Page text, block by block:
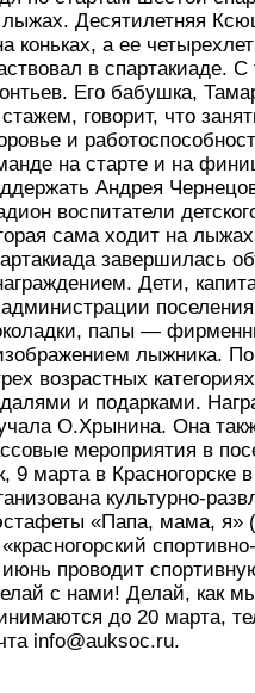
лыжах. Десятилетняя
коньках, а ее
в спартакиаде.
Его бабушка,
говорит, что
и
на старте и на
Андрея
воспитатели
сама ходит на
завершилась
Дети,
папы —
лыжника.
возрастных
и подарками.
О.Хрынина. Она
мероприятия в
9 марта в Красногорске
культурно-
«Папа, мама, я»
июнь проводит
с нами! Делай, как
до 20 марта,
info@auksoc.ru.